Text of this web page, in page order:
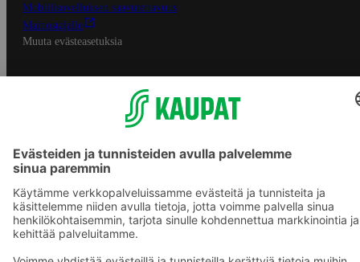
Mobiilisovelluksen saavutettavuus
Mainostajalle
Muuta evästeasetuksia
S-ryhmän palvelut
S-ryhmä
Asiakasomistajuus
S-ostoslista -sovellus
Prisma.fi
Sokos.fi
S-Pankki